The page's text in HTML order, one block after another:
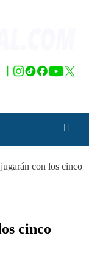
con los cinco
cinco